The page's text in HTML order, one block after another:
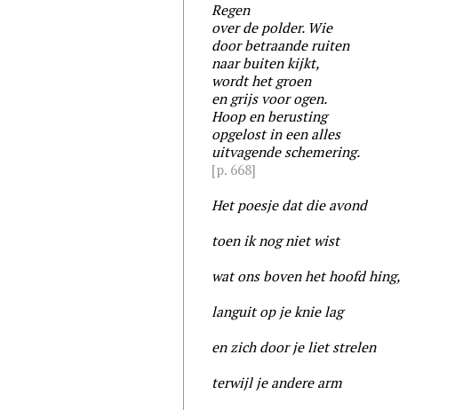
Regen
over de polder. Wie
door betraande ruiten
naar buiten kijkt,
wordt het groen
en grijs voor ogen.
Hoop en berusting
opgelost in een alles
uitvagende schemering.
[p. 668]
Het poesje dat die avond
toen ik nog niet wist
wat ons boven het hoofd hing,
languit op je knie lag
en zich door je liet strelen
terwijl je andere arm